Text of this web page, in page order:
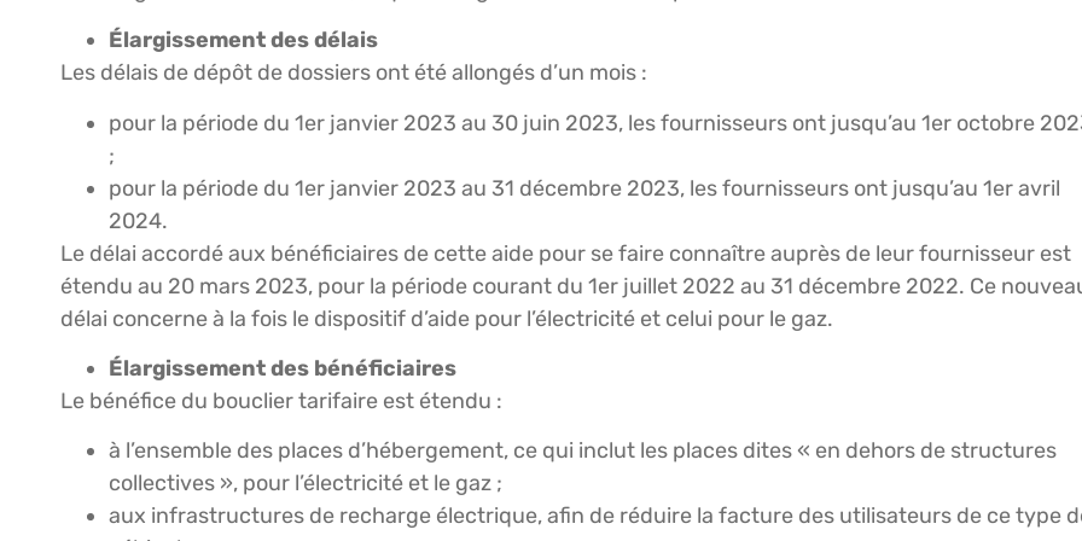
Élargissement des délais
Les délais de dépôt de dossiers ont été allongés d’un mois :
pour la période du 1er janvier 2023 au 30 juin 2023, les fournisseurs ont jusqu’au 1er octobre
;
pour la période du 1er janvier 2023 au 31 décembre 2023, les fournisseurs ont jusqu’au 1er avril
2024.
Le délai accordé aux bénéficiaires de cette aide pour se faire connaître auprès de leur fournisseur est
étendu au 20 mars 2023, pour la période courant du 1er juillet 2022 au 31 décembre 2022. Ce
délai concerne à la fois le dispositif d’aide pour l’électricité et celui pour le gaz.
Élargissement des bénéficiaires
Le bénéfice du bouclier tarifaire est étendu :
à l’ensemble des places d’hébergement, ce qui inclut les places dites « en dehors de structures
collectives », pour l’électricité et le gaz ;
aux infrastructures de recharge électrique, afin de réduire la facture des utilisateurs de ce type